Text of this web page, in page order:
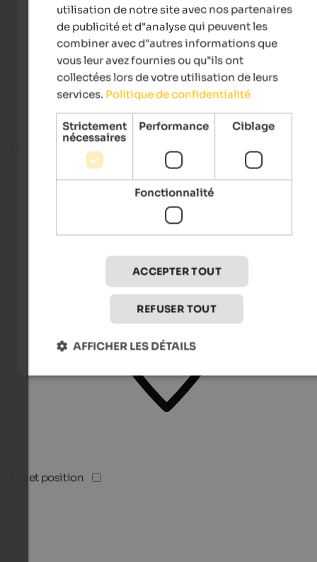
Quiet position
utilisation de notre site avec nos partenaires
de publicité et d"analyse qui peuvent les
combiner avec d"autres informations que
vous leur avez fournies ou qu"ils ont
collectées lors de votre utilisation de leurs
services. Politique de confidentialité
Strictement
nécessaires
Performance Ciblage
Fonctionnalité
ACCEPTER TOUT
REFUSER TOUT
AFFICHER LES DÉTAILS